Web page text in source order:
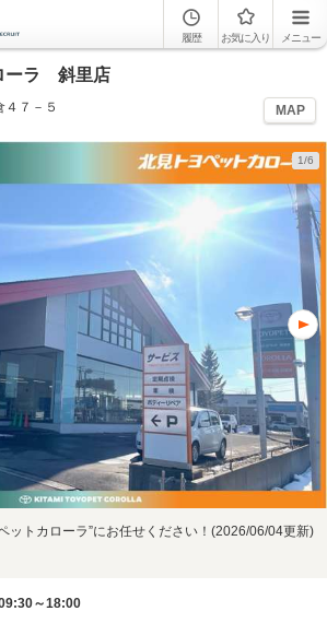
履歴 お気に入り メニュー
ーラ 斜里店
７－５ MAP
1/6
ットカローラ”にお任せください！(2026/06/04更新)
～18:00